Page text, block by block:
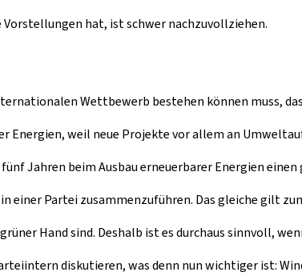
Vorstellungen hat, ist schwer nachzuvollziehen.
Wettbewerb bestehen können muss,
Energien, weil neue Projekte vor allem an
Jahren beim Ausbau erneuerbarer Energien
einer Partei zusammenzuführen. Das gleiche gilt
Hand sind. Deshalb ist es durchaus sinnvoll,
diskutieren, was denn nun wichtiger ist: